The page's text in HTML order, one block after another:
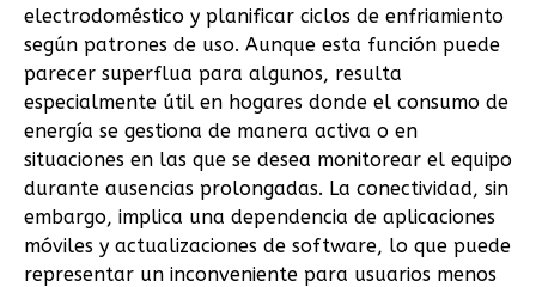
electrodoméstico y planificar ciclos de enfriamiento
según patrones de uso. Aunque esta función puede
parecer superflua para algunos, resulta
especialmente útil en hogares donde el consumo de
energía se gestiona de manera activa o en
situaciones en las que se desea monitorear el equipo
durante ausencias prolongadas. La conectividad, sin
embargo, implica una dependencia de aplicaciones
móviles y actualizaciones de software, lo que puede
representar un inconveniente para usuarios menos